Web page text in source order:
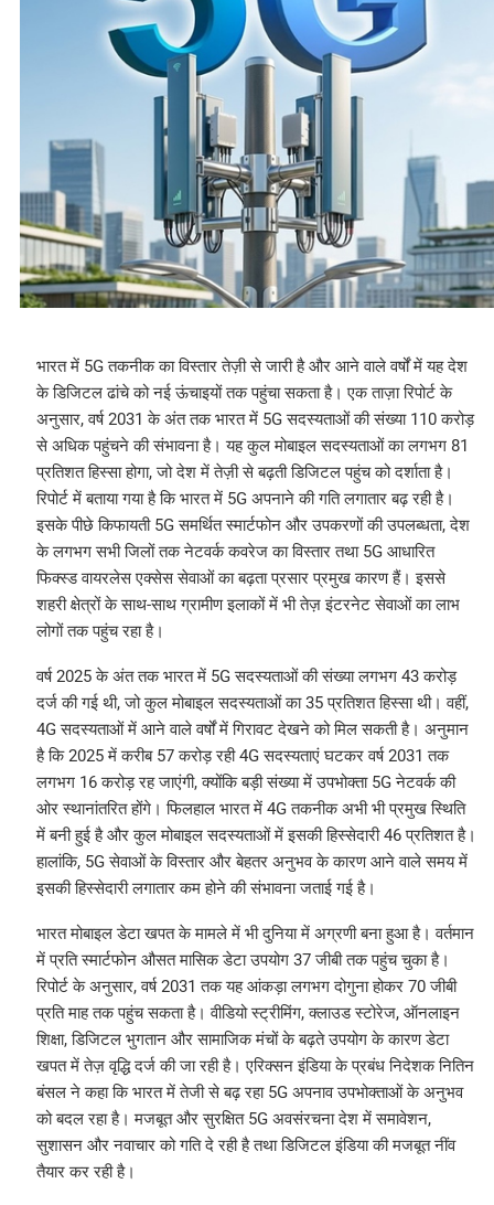
भारत में 5G तकनीक का विस्तार तेज़ी से जारी है और आने वाले वर्षों में यह देश
के डिजिटल ढांचे को नई ऊंचाइयों तक पहुंचा सकता है। एक ताज़ा रिपोर्ट के
अनुसार, वर्ष 2031 के अंत तक भारत में 5G सदस्यताओं की संख्या 110 करोड़
से अधिक पहुंचने की संभावना है। यह कुल मोबाइल सदस्यताओं का लगभग 81
प्रतिशत हिस्सा होगा, जो देश में तेज़ी से बढ़ती डिजिटल पहुंच को दर्शाता है।
रिपोर्ट में बताया गया है कि भारत में 5G अपनाने की गति लगातार बढ़ रही है।
इसके पीछे किफायती 5G समर्थित स्मार्टफोन और उपकरणों की उपलब्धता, देश
के लगभग सभी जिलों तक नेटवर्क कवरेज का विस्तार तथा 5G आधारित
फिक्स्ड वायरलेस एक्सेस सेवाओं का बढ़ता प्रसार प्रमुख कारण हैं। इससे
शहरी क्षेत्रों के साथ-साथ ग्रामीण इलाकों में भी तेज़ इंटरनेट सेवाओं का लाभ
लोगों तक पहुंच रहा है।
वर्ष 2025 के अंत तक भारत में 5G सदस्यताओं की संख्या लगभग 43 करोड़
दर्ज की गई थी, जो कुल मोबाइल सदस्यताओं का 35 प्रतिशत हिस्सा थी। वहीं,
4G सदस्यताओं में आने वाले वर्षों में गिरावट देखने को मिल सकती है। अनुमान
है कि 2025 में करीब 57 करोड़ रही 4G सदस्यताएं घटकर वर्ष 2031 तक
लगभग 16 करोड़ रह जाएंगी, क्योंकि बड़ी संख्या में उपभोक्ता 5G नेटवर्क की
ओर स्थानांतरित होंगे। फिलहाल भारत में 4G तकनीक अभी भी प्रमुख स्थिति
में बनी हुई है और कुल मोबाइल सदस्यताओं में इसकी हिस्सेदारी 46 प्रतिशत है।
हालांकि, 5G सेवाओं के विस्तार और बेहतर अनुभव के कारण आने वाले समय में
इसकी हिस्सेदारी लगातार कम होने की संभावना जताई गई है।
भारत मोबाइल डेटा खपत के मामले में भी दुनिया में अग्रणी बना हुआ है। वर्तमान
में प्रति स्मार्टफोन औसत मासिक डेटा उपयोग 37 जीबी तक पहुंच चुका है।
रिपोर्ट के अनुसार, वर्ष 2031 तक यह आंकड़ा लगभग दोगुना होकर 70 जीबी
प्रति माह तक पहुंच सकता है। वीडियो स्ट्रीमिंग, क्लाउड स्टोरेज, ऑनलाइन
शिक्षा, डिजिटल भुगतान और सामाजिक मंचों के बढ़ते उपयोग के कारण डेटा
खपत में तेज़ वृद्धि दर्ज की जा रही है। एरिक्सन इंडिया के प्रबंध निदेशक नितिन
बंसल ने कहा कि भारत में तेजी से बढ़ रहा 5G अपनाव उपभोक्ताओं के अनुभव
को बदल रहा है। मजबूत और सुरक्षित 5G अवसंरचना देश में समावेशन,
सुशासन और नवाचार को गति दे रही है तथा डिजिटल इंडिया की मजबूत नींव
तैयार कर रही है।